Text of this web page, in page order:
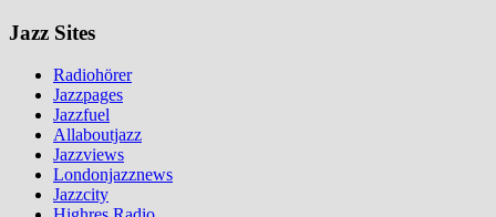
Jazz Sites
Radiohörer
Jazzpages
Jazzfuel
Allaboutjazz
Jazzviews
Londonjazznews
Jazzcity